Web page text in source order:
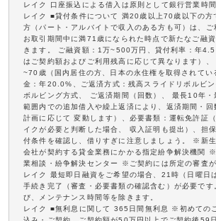
レイク 口座振込による借入は原則として銀行営業時
レイク ■貸付条件について 満20歳以上70歳以下の方
方（パート・アルバイトで収入のある方も可）は、ご
お取引期間中に満71歳になられた時点で新たなご融
きます。 ご融資額：1万~500万円、貸付利率：年
はご契約額およびご利用残高に応じて異なります）
~70歳（国内居住の方、日本の永住権を取得されてい
金：年20.0%、ご返済方式：残高スライドリボルビン
ボルビング方式、 ご返済期間（回数）、 最長10年
範囲内での追加借入や繰上返済により、返済期間・
計画に応じて 変動します）、必要書類：運転免許証
イクが必要と判断した場合、 収入証明も提出）、担
付条件を確認し、借りすぎに注意しましょう。 ※新
会社が契約する貸金業務にかかる指定紛争解決機関
業相談・紛争解決センター ※ご契約には所定の審査が
レイク 最短即日融資をご希望の場合、21時（日曜日
手続き完了（審査・必要書類の確認含む）が必要です
び、メンテナンス時間等を除きます。
レイク ■無利息に関して 365日間無利息 ※初めての